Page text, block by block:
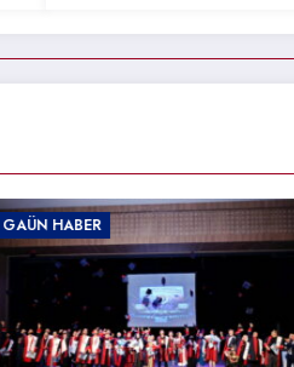
GAÜN HABER